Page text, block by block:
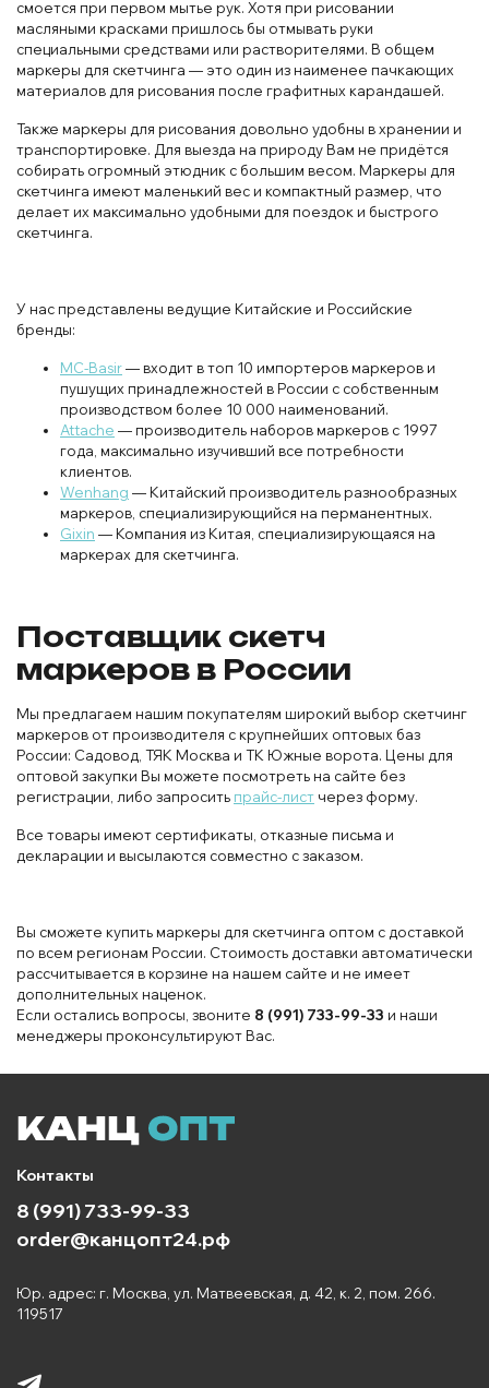
смоется при первом мытье рук. Хотя при рисовании
масляными красками пришлось бы отмывать руки
специальными средствами или растворителями. В общем
маркеры для скетчинга — это один из наименее пачкающих
материалов для рисования после графитных карандашей.
Также маркеры для рисования довольно удобны в хранении и
транспортировке. Для выезда на природу Вам не придётся
собирать огромный этюдник с большим весом. Маркеры для
скетчинга имеют маленький вес и компактный размер, что
делает их максимально удобными для поездок и быстрого
скетчинга.
У нас представлены ведущие Китайские и Российские
бренды:
MC-Basir— входит в топ 10 импортеров маркеров и
пушущих принадлежностей в России с собственным
производством более 10 000 наименований.
Attache — производитель наборов маркеров с 1997
года, максимально изучивший все потребности
клиентов.
Wenhang — Китайский производитель разнообразных
маркеров, специализирующийся на перманентных.
Gixin — Компания из Китая, специализирующаяся на
маркерах для скетчинга.
Поставщик скетч
маркеров в России
Мы предлагаем нашим покупателям широкий выбор скетчинг
маркеров от производителя с крупнейших оптовых баз
России: Садовод, ТЯК Москва и ТК Южные ворота. Цены для
оптовой закупки Вы можете посмотреть на сайте без
регистрации, либо запросить прайс-лист через форму.
Все товары имеют сертификаты, отказные письма и
декларации и высылаются совместно с заказом.
Вы сможете купить маркеры для скетчинга оптом с доставкой
по всем регионам России. Стоимость доставки автоматически
рассчитывается в корзине на нашем сайте и не имеет
дополнительных наценок.
Если остались вопросы, звоните 8 (991) 733-99-33 и наши
менеджеры проконсультируют Вас.
Контакты
8 (991) 733-99-33
order@канцопт24.рф
Юр. адрес: г. Москва, ул. Матвеевская, д. 42, к. 2, пом. 266.
119517